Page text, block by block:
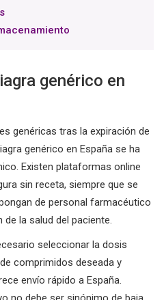
genérico en
genéricas tras la expiración de
genérico en España se ha
Existen plataformas online
sin receta, siempre que se
de personal farmacéutico
la salud del paciente.
seleccionar la dosis
comprimidos deseada y
envío rápido a España.